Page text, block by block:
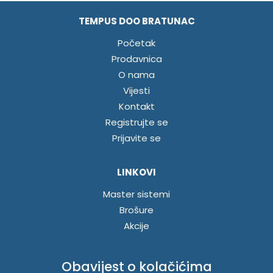
TEMPUS DOO BRATUNAC
Početak
Prodavnica
O nama
Vijesti
Kontakt
Registrujte se
Prijavite se
LINKOVI
Master sistemi
Brošure
Akcije
INFORMACIJE
Obavijest o kolačićima